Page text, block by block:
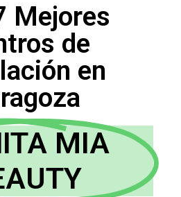
Mejores
de
en
MIA